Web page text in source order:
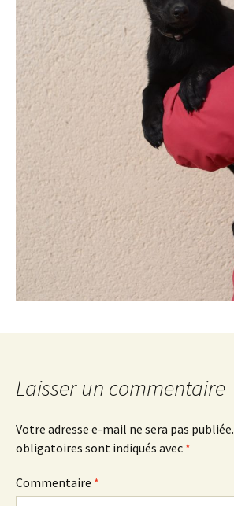
Laisser un commentaire
Votre adresse e-mail ne sera pas publiée.
obligatoires sont indiqués avec *
Commentaire *